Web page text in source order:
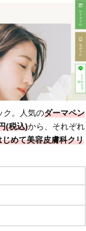
ク。人気のダーマペン
(税込)から、それぞれ
じめて美容皮膚科クリ